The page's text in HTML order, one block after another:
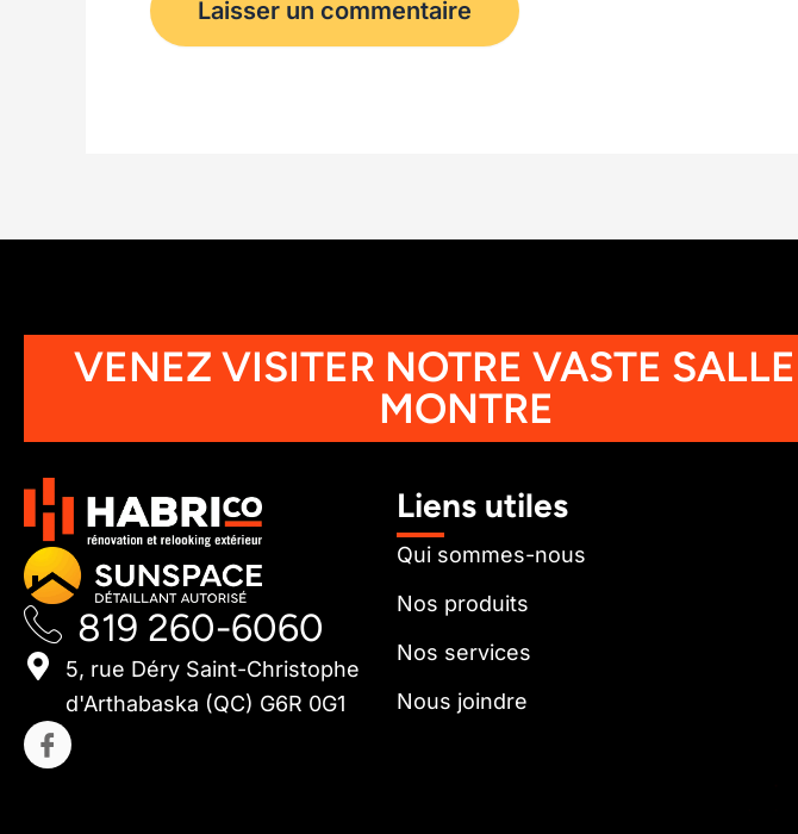
VENEZ VISITER NOTRE VASTE
MONTRE
819 260-6060
5, rue Déry Saint-Christophe
d'Arthabaska (QC) G6R 0G1
I
c
Liens utiles
Qui sommes-nous
Nos produits
Nos services
Nous joindre